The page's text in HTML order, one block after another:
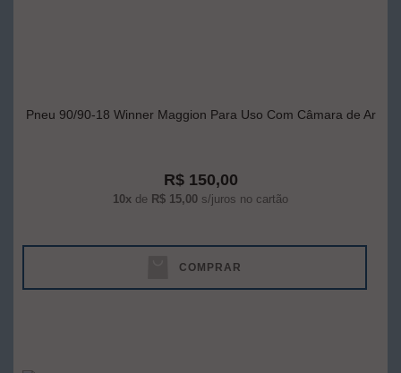
Pneu 90/90-18 Winner Maggion Para Uso Com Câmara de Ar
R$ 150,00
10x de R$ 15,00 s/juros no cartão
COMPRAR